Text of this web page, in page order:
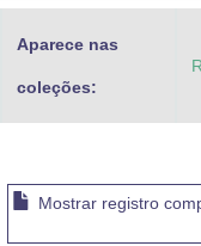
Aparece nas
coleções:
Mostrar registro